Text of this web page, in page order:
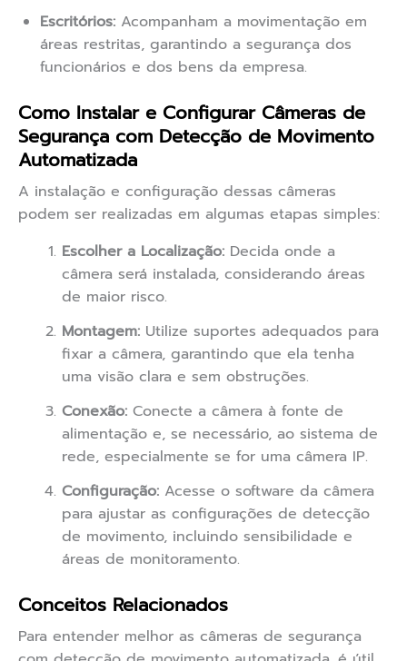
Escritórios: Acompanham a movimentação em
áreas restritas, garantindo a segurança dos
funcionários e dos bens da empresa.
Como Instalar e Configurar Câmeras de
Segurança com Detecção de Movimento
Automatizada
A instalação e configuração dessas câmeras
podem ser realizadas em algumas etapas simples:
Escolher a Localização: Decida onde a
câmera será instalada, considerando áreas
de maior risco.
Montagem: Utilize suportes adequados para
fixar a câmera, garantindo que ela tenha
uma visão clara e sem obstruções.
Conexão: Conecte a câmera à fonte de
alimentação e, se necessário, ao sistema de
rede, especialmente se for uma câmera IP.
Configuração: Acesse o software da câmera
para ajustar as configurações de detecção
de movimento, incluindo sensibilidade e
áreas de monitoramento.
Conceitos Relacionados
Para entender melhor as câmeras de segurança